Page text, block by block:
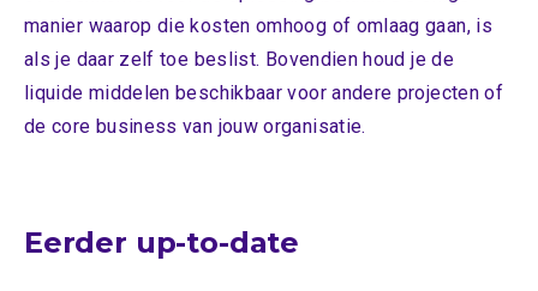
manier waarop die kosten omhoog of omlaag gaan, is
als je daar zelf toe beslist. Bovendien houd je de
liquide middelen beschikbaar voor andere projecten of
de core business van jouw organisatie.
Eerder up-to-date